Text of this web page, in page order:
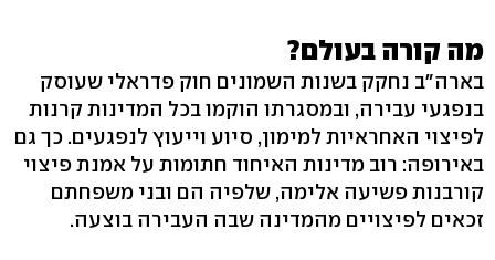
מה קורה בעולם?
בארה"ב נחקק בשנות השמונים חוק פדראלי שעוסק
בנפגעי עבירה, ובמסגרתו הוקמו בכל המדינות קרנות
לפיצוי האחראיות למימון, סיוע וייעוץ לנפגעים. כך גם
באירופה: רוב מדינות האיחוד חתומות על אמנת פיצוי
קורבנות פשיעה אלימה, שלפיה הם ובני משפחתם
זכאים לפיצויים מהמדינה שבה העבירה בוצעה.